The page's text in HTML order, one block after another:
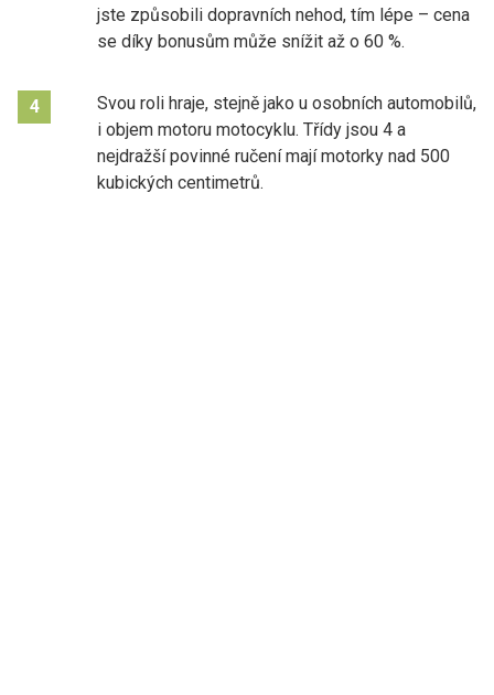
jste způsobili dopravních nehod, tím lépe – cena
se díky bonusům může snížit až o 60 %.
4
Svou roli hraje, stejně jako u osobních automobilů,
i objem motoru motocyklu. Třídy jsou 4 a
nejdražší povinné ručení mají motorky nad 500
kubických centimetrů.